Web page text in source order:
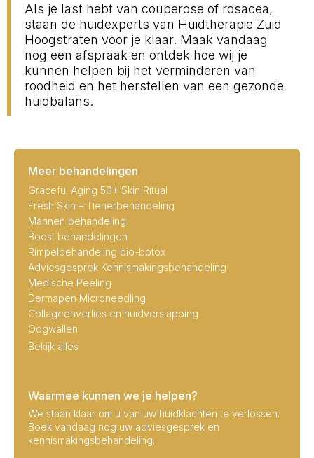
Als je last hebt van couperose of rosacea,
staan de huidexperts van Huidtherapie Zuid
Hoogstraten voor je klaar. Maak vandaag
nog een afspraak en ontdek hoe wij je
kunnen helpen bij het verminderen van
roodheid en het herstellen van een gezonde
huidbalans.
Meer behandelingen
Graceful Aging 50+ Skin Ritual
Fresh Skin – Tienerbehandeling
Mannen behandeling
Boost behandelingen
Rimpelbehandeling bio-botox
Adviesgesprek Kennismakingsbehandeling
Medische Peeling
Dermapen Microneedling
Collageenverlies en huidverslapping
Oogwallen
Bekijk alles
Waarmee kunnen we je helpen?
We staan klaar om u van uw huidklachten te verlossen.
Boek vandaag nog uw adviesgesprek en
kennismakingsbehandeling.